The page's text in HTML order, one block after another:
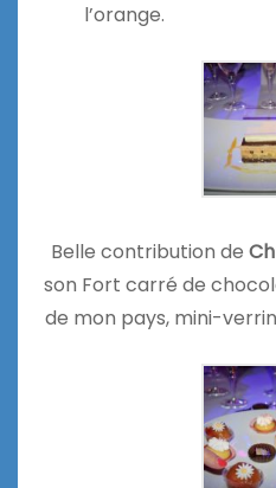
l’orange.
Belle contribution de
son Fort carré de
de mon pays, mini-